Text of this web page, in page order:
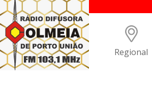
Regional